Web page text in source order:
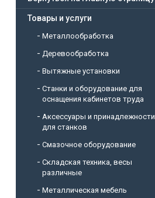
Товары и услуги
Металлообработка
Деревообработка
Вытяжные установки
Станки и оборудование для
оснащения кабинетов труда
Аксессуары и принадлежности
для станков
Смазочное оборудование
Складская техника, весы
различные
Металлическая мебель